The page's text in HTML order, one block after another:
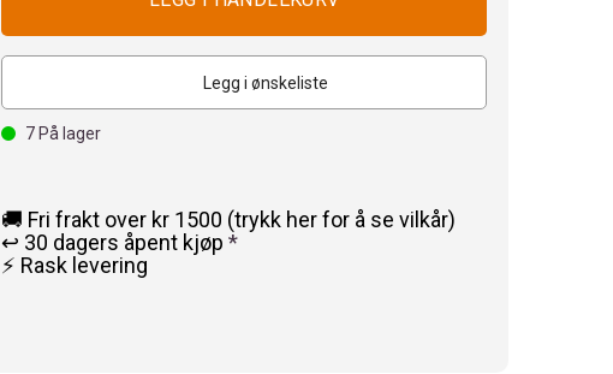
Legg i ønskeliste
7 På lager
🚚 Fri frakt over kr 1500 (trykk her for å se vilkår)
↩️ 30 dagers åpent kjøp*
⚡ Rask levering